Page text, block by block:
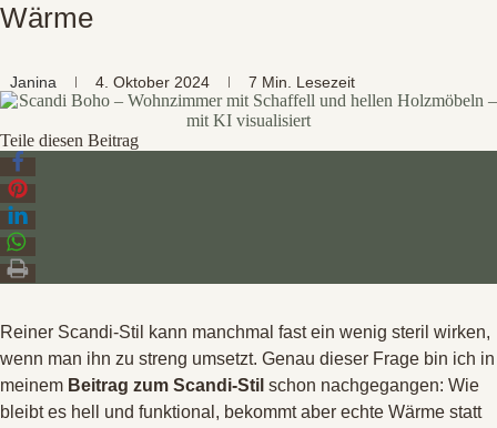
Wärme
Janina 4. Oktober 2024 7 Min. Lesezeit
Teile diesen Beitrag
Reiner Scandi-Stil kann manchmal fast ein wenig steril wirken,
wenn man ihn zu streng umsetzt. Genau dieser Frage bin ich in
meinem Beitrag zum Scandi-Stil schon nachgegangen: Wie
bleibt es hell und funktional, bekommt aber echte Wärme statt